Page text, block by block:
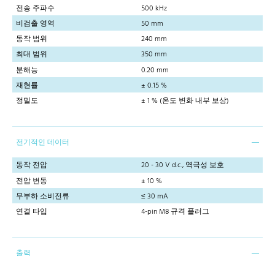
전송 주파수
500 kHz
비검출 영역
50 mm
동작 범위
240 mm
최대 범위
350 mm
분해능
0.20 mm
재현률
± 0.15 %
정밀도
± 1 % (온도 변화 내부 보상)
전기적인 데이터
동작 전압
20 - 30 V d.c., 역극성 보호
전압 변동
± 10 %
무부하 소비전류
≤ 30 mA
연결 타입
4-pin M8 규격 플러그